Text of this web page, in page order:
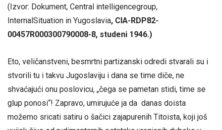
(Izvor: Dokument, Central intelligencegroup,
InternalSituation in Yugoslavia, CIA-RDP82-
00457R000300790008-8, studeni 1946.)
Eto, veličanstveni, besmrtni partizanski odredi stvarali su i
stvorili tu i takvu Jugoslaviju i dana se time diče, ne
shvaćajući onu poslovicu, „čega se pametan stidi, time se
glup ponosi“! Zapravo, umirujuće ja da danas doista
možemo sricati satiru o šačici zajapurenih Titoista, koji još